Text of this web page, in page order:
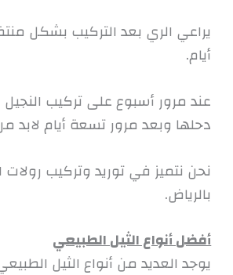
أيام.
عند مرور أسبوع على تركيب النجيل
دحلها وبعد مرور تسعة أيام لابد
نحن نتميز في توريد وتركيب رولات
بالرياض.
أفضل أنواع الثيل الطبيعي
يوجد العديد من أنواع الثيل